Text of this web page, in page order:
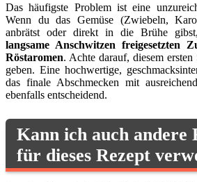
Das häufigste Problem ist eine
Wenn du das Gemüse (Zwiebeln,
anbrätst oder direkt in die Brühe
langsame Anschwitzen freigesetzten
Röstaromen. Achte darauf, diesem
geben. Eine hochwertige,
das finale Abschmecken mit
ebenfalls entscheidend.
Kann ich auch andere
für dieses Rezept